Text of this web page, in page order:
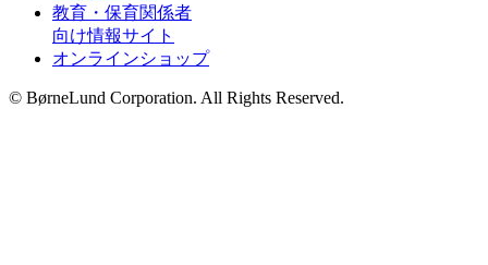
教育・保育関係者
向け情報サイト
オンラインショップ
© BørneLund Corporation. All Rights Reserved.